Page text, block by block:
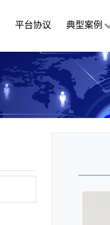
平台协议 典型案例
————